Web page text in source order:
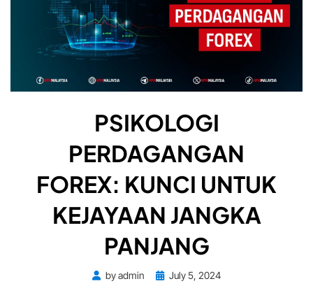
PSIKOLOGI
PERDAGANGAN
FOREX: KUNCI UNTUK
KEJAYAAN JANGKA
PANJANG
byadmin
PostedJuly 5, 2024